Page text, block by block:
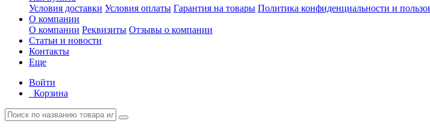
Условия доставки Условия оплаты Гарантия на товары Политика конфиденциальности и
О компании
О компании Реквизиты Отзывы о компании
Статьи и новости
Контакты
Еще
Войти
Корзина